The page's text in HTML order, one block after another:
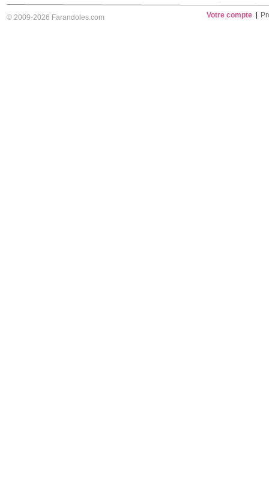
© 2009-2026 Farandoles.com Votre compte